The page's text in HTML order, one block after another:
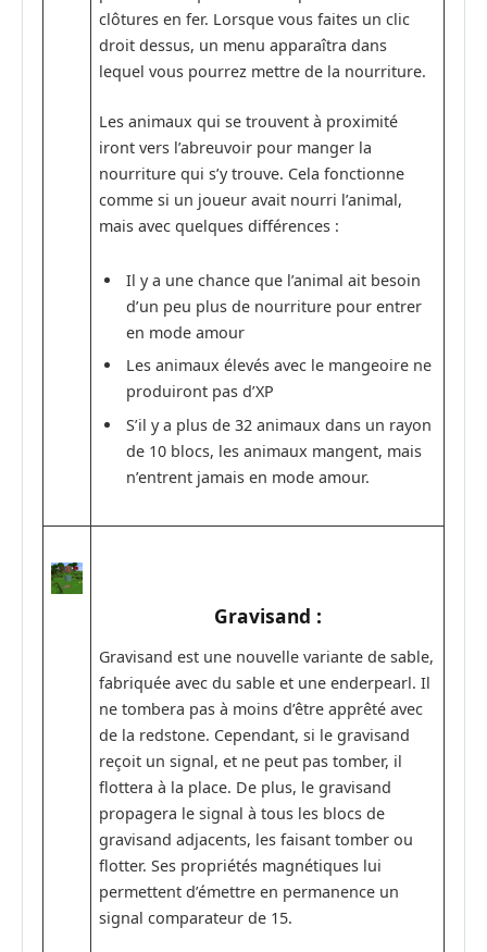
clôtures en fer. Lorsque vous faites un clic
droit dessus, un menu apparaîtra dans
lequel vous pourrez mettre de la nourriture.
Les animaux qui se trouvent à proximité
iront vers l’abreuvoir pour manger la
nourriture qui s’y trouve. Cela fonctionne
comme si un joueur avait nourri l’animal,
mais avec quelques différences :
Il y a une chance que l’animal ait besoin
d’un peu plus de nourriture pour entrer
en mode amour
Les animaux élevés avec le mangeoire ne
produiront pas d’XP
S’il y a plus de 32 animaux dans un rayon
de 10 blocs, les animaux mangent, mais
n’entrent jamais en mode amour.
Gravisand :
Gravisand est une nouvelle variante de sable,
fabriquée avec du sable et une enderpearl. Il
ne tombera pas à moins d’être apprêté avec
de la redstone. Cependant, si le gravisand
reçoit un signal, et ne peut pas tomber, il
flottera à la place. De plus, le gravisand
propagera le signal à tous les blocs de
gravisand adjacents, les faisant tomber ou
flotter. Ses propriétés magnétiques lui
permettent d’émettre en permanence un
signal comparateur de 15.